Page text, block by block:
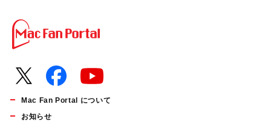
Mac Fan Portal について
お知らせ